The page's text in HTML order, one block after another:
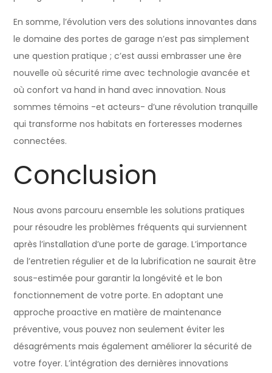
En somme, l’évolution vers des solutions innovantes dans
le domaine des portes de garage n’est pas simplement
une question pratique ; c’est aussi embrasser une ère
nouvelle où sécurité rime avec technologie avancée et
où confort va hand in hand avec innovation. Nous
sommes témoins -et acteurs- d’une révolution tranquille
qui transforme nos habitats en forteresses modernes
connectées.
Conclusion
Nous avons parcouru ensemble les solutions pratiques
pour résoudre les problèmes fréquents qui surviennent
après l’installation d’une porte de garage. L’importance
de l’entretien régulier et de la lubrification ne saurait être
sous-estimée pour garantir la longévité et le bon
fonctionnement de votre porte. En adoptant une
approche proactive en matière de maintenance
préventive, vous pouvez non seulement éviter les
désagréments mais également améliorer la sécurité de
votre foyer. L’intégration des dernières innovations